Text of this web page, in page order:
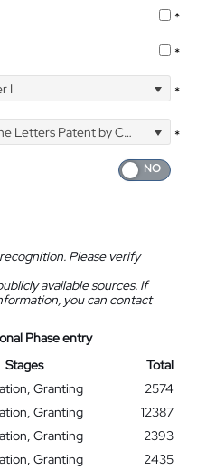
*
*
I *
Letters Patent by Courier
*
Please verify
available sources. If
you can contact
Phase entry
Stages
Total
Granting
2574
Granting
12387
Granting
2393
Granting
2435